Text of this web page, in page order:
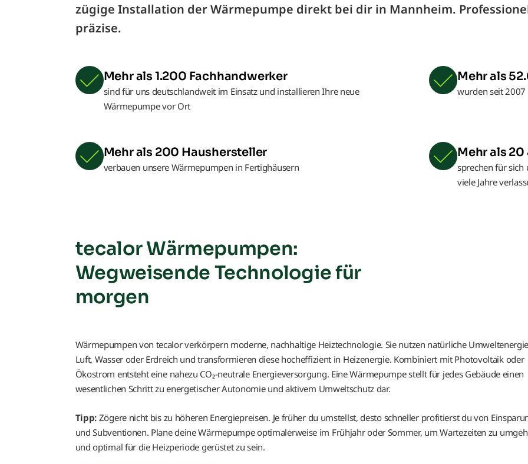
zügige Installation der Wärmepumpe direkt bei dir in Mannheim.
präzise.
Mehr als 1.200 Fachhandwerker
sind für uns deutschlandweit im Einsatz und installieren Ihre neue
Wärmepumpe vor Ort
Mehr als
wurden seit
Mehr als 200 Haushersteller
verbauen unsere Wärmepumpen in Fertighäusern
Mehr als
sprechen für sich
viele Jahre
tecalor Wärmepumpen:
Wegweisende Technologie für
morgen
Wärmepumpen von tecalor verkörpern moderne, nachhaltige Heiztechnologie. Sie nutzen natürliche
Luft, Wasser oder Erdreich und transformieren diese hocheffizient in Heizenergie. Kombiniert mit Photovoltaik oder
Ökostrom entsteht eine nahezu CO₂-neutrale Energieversorgung. Eine Wärmepumpe stellt für jedes Gebäude einen
wesentlichen Schritt zu energetischer Autonomie und aktivem Umweltschutz dar.
Tipp: Zögere nicht bis zu höheren Energiepreisen. Je früher du umstellst, desto schneller profitierst du von
und Subventionen. Plane deine Wärmepumpe optimalerweise im Frühjahr oder Sommer, um Wartezeiten zu
und optimal für die Heizperiode gerüstet zu sein.